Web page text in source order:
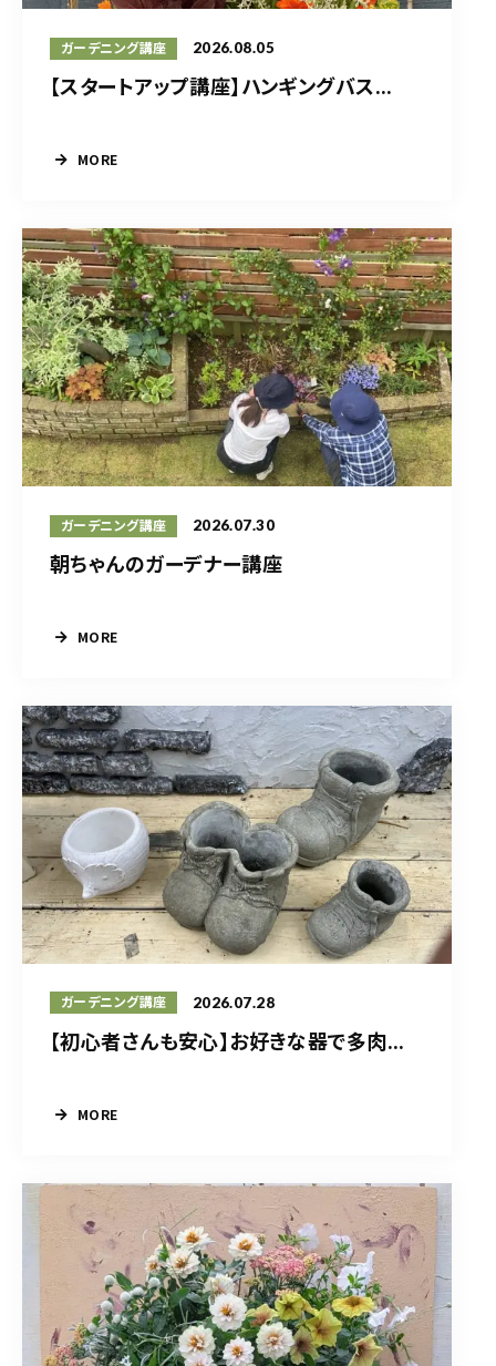
ガーデニング講座 2026.08.05
【スタートアップ講座】ハンギングバス...
MORE
ガーデニング講座 2026.07.30
朝ちゃんのガーデナー講座
MORE
ガーデニング講座 2026.07.28
【初心者さんも安心】お好きな器で多肉...
MORE